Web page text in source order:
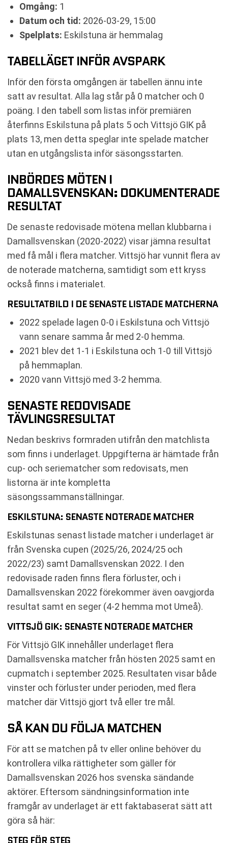
Omgång: 1
Datum och tid: 2026-03-29, 15:00
Spelplats: Eskilstuna är hemmalag
TABELLÄGET INFÖR AVSPARK
Inför den första omgången är tabellen ännu inte
satt av resultat. Alla lag står på 0 matcher och 0
poäng. I den tabell som listas inför premiären
återfinns Eskilstuna på plats 5 och Vittsjö GIK på
plats 13, men detta speglar inte spelade matcher
utan en utgångslista inför säsongsstarten.
INBÖRDES MÖTEN I
DAMALLSVENSKAN: DOKUMENTERADE
RESULTAT
De senaste redovisade mötena mellan klubbarna i
Damallsvenskan (2020-2022) visar jämna resultat
med få mål i flera matcher. Vittsjö har vunnit flera av
de noterade matcherna, samtidigt som ett kryss
också finns i materialet.
RESULTATBILD I DE SENASTE LISTADE MATCHERNA
2022 spelade lagen 0-0 i Eskilstuna och Vittsjö
vann senare samma år med 2-0 hemma.
2021 blev det 1-1 i Eskilstuna och 1-0 till Vittsjö
på hemmaplan.
2020 vann Vittsjö med 3-2 hemma.
SENASTE REDOVISADE
TÄVLINGSRESULTAT
Nedan beskrivs formraden utifrån den matchlista
som finns i underlaget. Uppgifterna är hämtade från
cup- och seriematcher som redovisats, men
listorna är inte kompletta
säsongssammanställningar.
ESKILSTUNA: SENASTE NOTERADE MATCHER
Eskilstunas senast listade matcher i underlaget är
från Svenska cupen (2025/26, 2024/25 och
2022/23) samt Damallsvenskan 2022. I den
redovisade raden finns flera förluster, och i
Damallsvenskan 2022 förekommer även oavgjorda
resultat samt en seger (4-2 hemma mot Umeå).
VITTSJÖ GIK: SENASTE NOTERADE MATCHER
För Vittsjö GIK innehåller underlaget flera
Damallsvenska matcher från hösten 2025 samt en
cupmatch i september 2025. Resultaten visar både
vinster och förluster under perioden, med flera
matcher där Vittsjö gjort två eller tre mål.
SÅ KAN DU FÖLJA MATCHEN
För att se matchen på tv eller online behöver du
kontrollera vilka rättigheter som gäller för
Damallsvenskan 2026 hos svenska sändande
aktörer. Eftersom sändningsinformation inte
framgår av underlaget är ett faktabaserat sätt att
göra så här:
STEG FÖR STEG